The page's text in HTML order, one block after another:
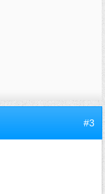
#3